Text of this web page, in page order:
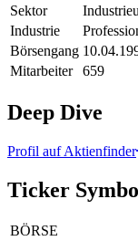
Sektor
Industrie
Börsengang
Mitarbeiter
659
Deep Dive
Profil auf Aktienfinder
Ticker
BÖRSE